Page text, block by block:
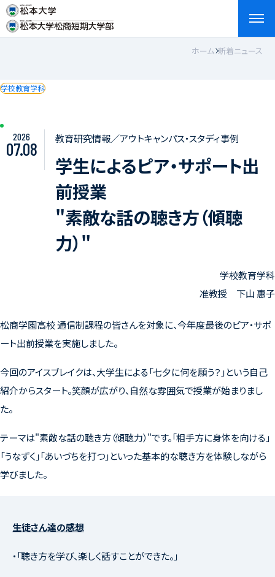
English
ホーム 新着ニュース
学校教育学科
2026
07.08
教育研究情報／アウトキャンパス・スタディ事例
学生によるピア・サポート出
前授業
"素敵な話の聴き方（傾聴
力）"
学校教育学科
准教授 下山 惠子
松商学園高校 通信制課程の皆さんを対象に、今年度最後のピア・サポ
ート出前授業を実施しました。
今回のアイスブレイクは、大学生による「七夕に何を願う？」という自己
紹介からスタート。笑顔が広がり、自然な雰囲気で授業が始まりまし
た。
テーマは"素敵な話の聴き方（傾聴力）"です。「相手方に身体を向ける」
「うなずく」「あいづちを打つ」といった基本的な聴き方を体験しながら
学びました。
生徒さん達の感想
・「聴き方を学び、楽しく話すことができた。」